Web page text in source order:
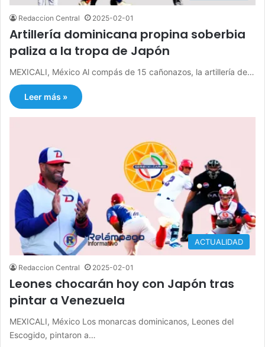
Redaccion Central 2025-02-01
Artillería dominicana propina soberbia
paliza a la tropa de Japón
MEXICALI, México Al compás de 15 cañonazos, la artillería de…
Leer más »
ACTUALIDAD
Redaccion Central 2025-02-01
Leones chocarán hoy con Japón tras
pintar a Venezuela
MEXICALI, México Los monarcas dominicanos, Leones del
Escogido, pintaron a…